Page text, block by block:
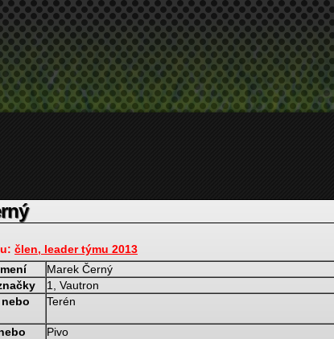
člen, leader týmu 2013
Marek Černý
1, Vautron
Terén
Pivo